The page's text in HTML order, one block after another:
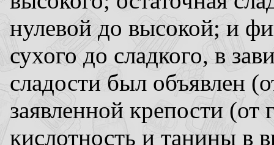
нулевой до высокой; и
сухого до сладкого, в
сладости был объявлен
заявленной крепости (от
кислотность и танины в